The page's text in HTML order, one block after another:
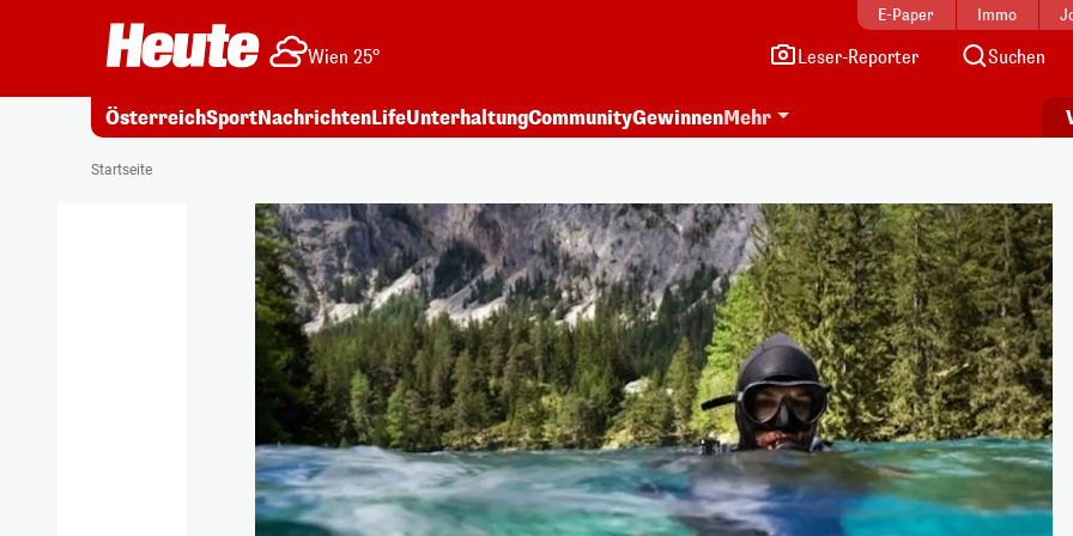
E-Paper Immo
Wien 25° Leser-Reporter Suchen
ÖsterreichSportNachrichtenLifeUnterhaltungCommunityGewinnenMehr
Startseite